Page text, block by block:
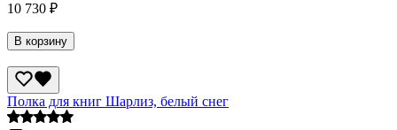
10 730 ₽
В корзину
Полка для книг Шарлиз, белый снег